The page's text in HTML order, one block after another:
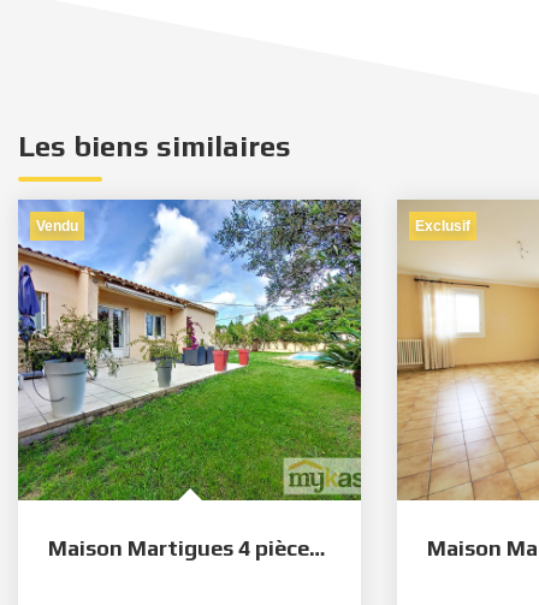
Les biens similaires
Vendu
Maison Martigues 4 pièce(s) 90 m2
Exclusif